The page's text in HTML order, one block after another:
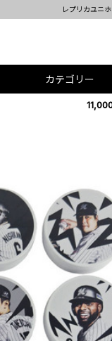
レプリカユニ
カテゴリー